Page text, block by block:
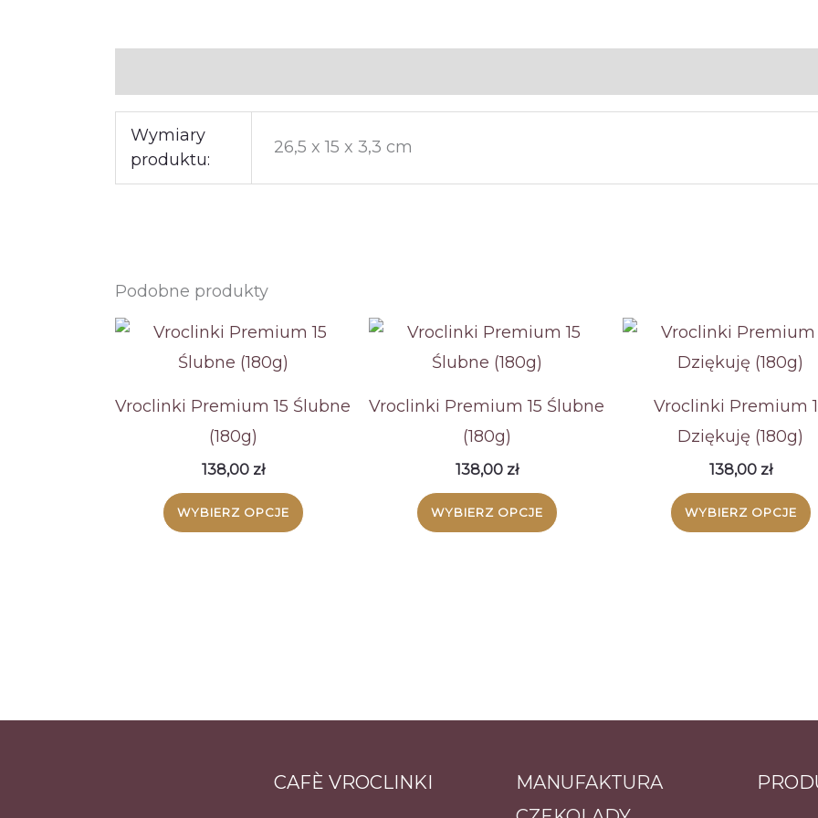
Wymiary
produktu:
26,5 x 15 x 3,3 cm
Podobne produkty
Vroclinki Premium 15 Ślubne
(180g)
138,00 zł
WYBIERZ OPCJE
Vroclinki Premium 15 Ślubne
(180g)
138,00 zł
WYBIERZ OPCJE
Vroclinki Premium
Dziękuję (180g)
138,00 zł
WYBIERZ OPCJE
CAFÈ VROCLINKI
MANUFAKTURA